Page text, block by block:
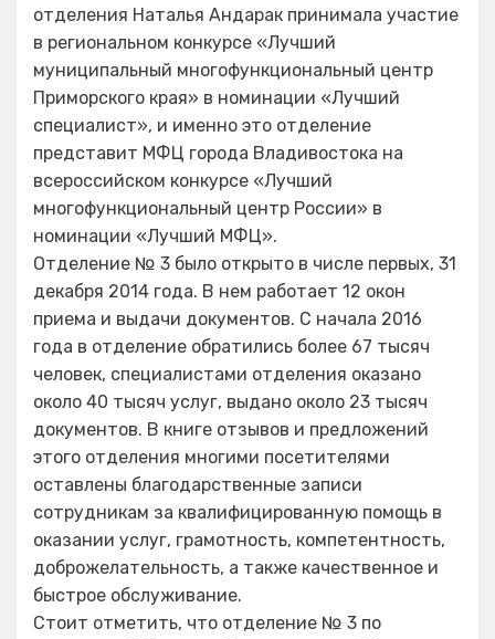
отделения Наталья Андарак принимала участие
в региональном конкурсе «Лучший
муниципальный многофункциональный центр
Приморского края» в номинации «Лучший
специалист», и именно это отделение
представит МФЦ города Владивостока на
всероссийском конкурсе «Лучший
многофункциональный центр России» в
номинации «Лучший МФЦ».
Отделение № 3 было открыто в числе первых, 31
декабря 2014 года. В нем работает 12 окон
приема и выдачи документов. С начала 2016
года в отделение обратились более 67 тысяч
человек, специалистами отделения оказано
около 40 тысяч услуг, выдано около 23 тысяч
документов. В книге отзывов и предложений
этого отделения многими посетителями
оставлены благодарственные записи
сотрудникам за квалифицированную помощь в
оказании услуг, грамотность, компетентность,
доброжелательность, а также качественное и
быстрое обслуживание.
Стоит отметить, что отделение № 3 по